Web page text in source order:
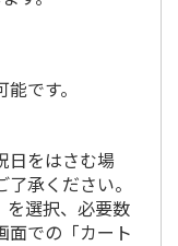
です。
日をはさむ場
承ください。
選択、必要数
面での「カート